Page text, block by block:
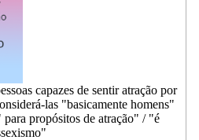
capazes de sentir atração por
las "basicamente homens"
propósitos de atração" / "é